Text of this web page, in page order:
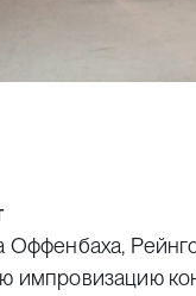
Оффенбаха,
импровизацию